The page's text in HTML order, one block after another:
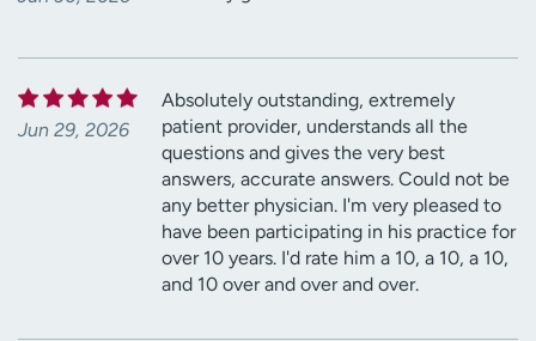
Jun 29, 2026
Absolutely outstanding, extremely
patient provider, understands all the
questions and gives the very best
answers, accurate answers. Could not be
any better physician. I'm very pleased to
have been participating in his practice for
over 10 years. I'd rate him a 10, a 10, a 10,
and 10 over and over and over.